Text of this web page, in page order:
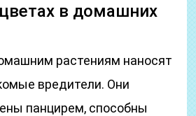
в домашних
растениям наносят
вредители. Они
панцирем, способны